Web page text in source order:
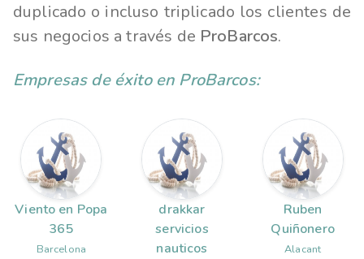
duplicado o incluso triplicado los clientes de
sus negocios a través de ProBarcos.
Empresas de éxito en ProBarcos:
Viento en Popa
365
Barcelona
drakkar
servicios
nauticos
Ruben
Quiñonero
Alacant